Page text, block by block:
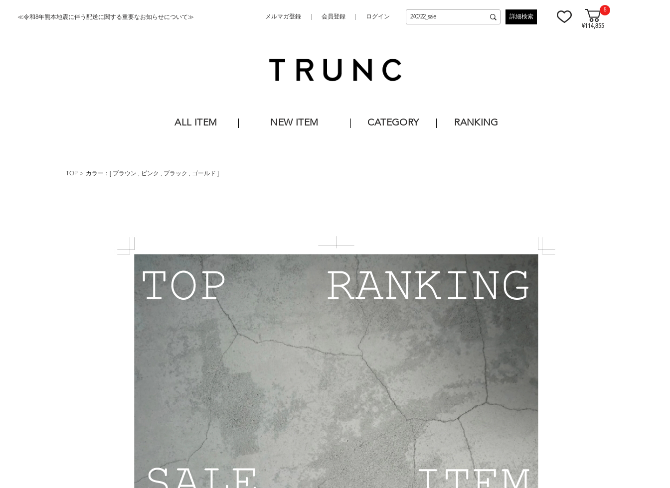
≪令和8年熊本地震に伴う配送に関する重要なお知らせについて≫ メルマガ登録 会員登録 ログイン 詳細検索
8
¥114,855
ALL ITEM NEW ITEM CATEGORY RANKING
TOP カラー：[ ブラウン , ピンク , ブラック , ゴールド